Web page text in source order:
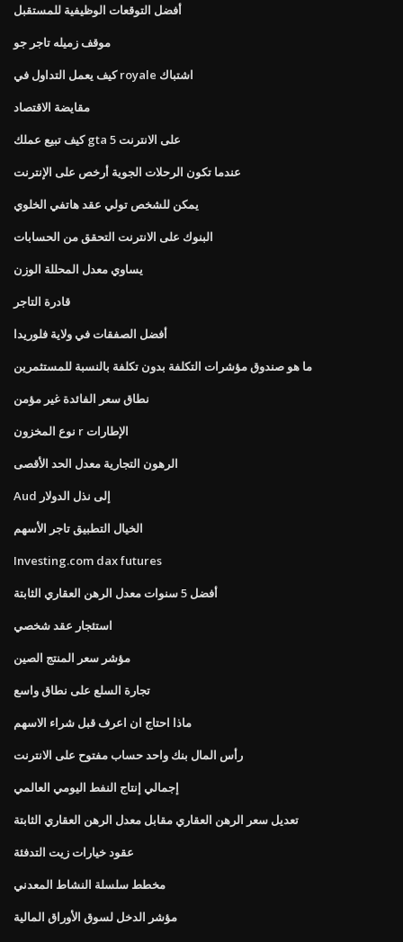
أفضل التوقعات الوظيفية للمستقبل
موقف زميله تاجر جو
كيف يعمل التداول في royale اشتباك
مقايضة الاقتصاد
كيف تبيع عملك gta 5 على الانترنت
عندما تكون الرحلات الجوية أرخص على الإنترنت
يمكن للشخص تولي عقد هاتفي الخلوي
البنوك على الانترنت التحقق من الحسابات
يساوي معدل المحللة الوزن
قادرة التاجر
أفضل الصفقات في ولاية فلوريدا
ما هو صندوق مؤشرات التكلفة بدون تكلفة بالنسبة للمستثمرين
نطاق سعر الفائدة غير مؤمن
نوع المخزون r الإطارات
الرهون التجارية معدل الحد الأقصى
Aud إلى نذل الدولار
الخيال التطبيق تاجر الأسهم
Investing.com dax futures
أفضل 5 سنوات معدل الرهن العقاري الثابتة
استئجار عقد شخصي
مؤشر سعر المنتج الصين
تجارة السلع على نطاق واسع
ماذا احتاج ان اعرف قبل شراء الاسهم
رأس المال بنك واحد حساب مفتوح على الانترنت
إجمالي إنتاج النفط اليومي العالمي
تعديل سعر الرهن العقاري مقابل معدل الرهن العقاري الثابتة
عقود خيارات زيت التدفئة
مخطط سلسلة النشاط المعدني
مؤشر الدخل لسوق الأوراق المالية